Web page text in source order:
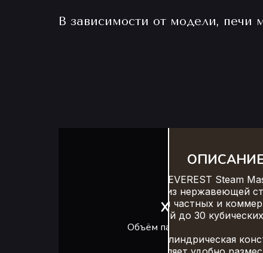
В зависимости от модели,
Объём парного помещения:
Ширина: 650 мм
Печь для бани EVEREST Steam
изготовлена из нержавеющей
предназначена для частных и
парной до 30
Компактная цилиндрическая